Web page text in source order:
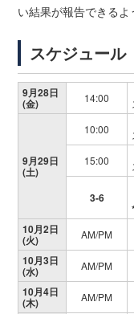
い結果が報告できるよ
スケジュール
9月28日
(金) 14:00
9月29日
(土)
10:00
15:00
3-6
10月2日
(火) AM/PM
10月3日
(水) AM/PM
10月4日
(木) AM/PM